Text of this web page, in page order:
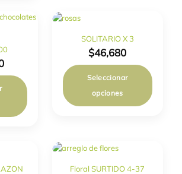
SOLITARIO X 3
$46,680
Seleccionar
opciones
Floral SURTIDO 4-37